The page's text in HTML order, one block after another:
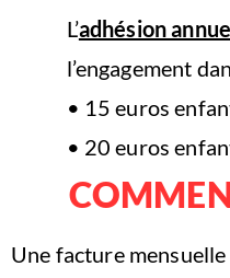
L’adhésion
l’engagement
• 15 euros
• 20 euros
Une facture